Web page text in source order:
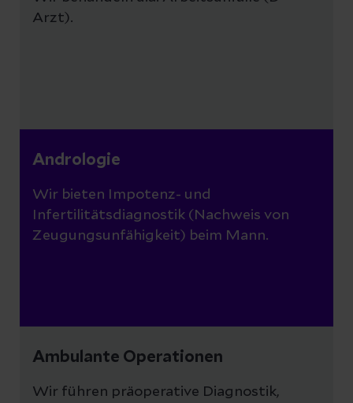
Arzt).
Andrologie
Wir bieten Impotenz- und
Infertilitätsdiagnostik (Nachweis von
Zeugungsunfähigkeit) beim Mann.
Ambulante Operationen
Wir führen präoperative Diagnostik,